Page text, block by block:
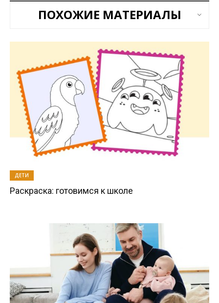
ПОХОЖИЕ МАТЕРИАЛЫ
ДЕТИ
Раскраска: готовимся к школе